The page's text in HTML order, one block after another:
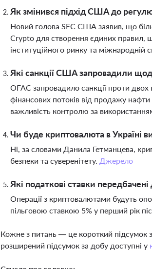
Як змінився підхід США до
Новий голова SEC США заявив, що
Crypto для створення єдиних правил,
інституційного ринку та міжнародній
Які санкції США запровадили
OFAC запровадило санкції проти
фінансових потоків від продажу
важливість контролю за
Чи буде криптовалюта в Україні
Ні, за словами Данила Гетманцева,
безпеки та суверенітету. Джерело
Які податкові ставки
Операції з криптовалютами будуть
пільговою ставкою 5% у перший рік
Кожне з питань — це короткий підсумок
розширений підсумок за добу доступні у